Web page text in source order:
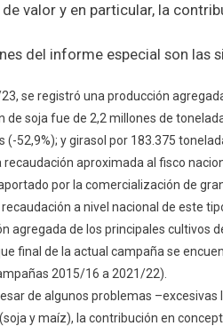
valor y en particular, la
del informe especial son las
se registró una producción
de soja fue de 2,2 millones de
52,9%); y girasol por 183.375
aproximada al fisco
por la comercialización de
a nivel nacional de este
agregada de los principales cultivos
final de la actual campaña se
2015/16 a 2021/22).
de algunos problemas
y maíz), la contribución en